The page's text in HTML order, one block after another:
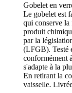
Gobelet en
Le gobelet est
qui conserve la
produit
par la
(LFGB). Testé
conformément
s'adapte à la
En retirant la
vaisselle.